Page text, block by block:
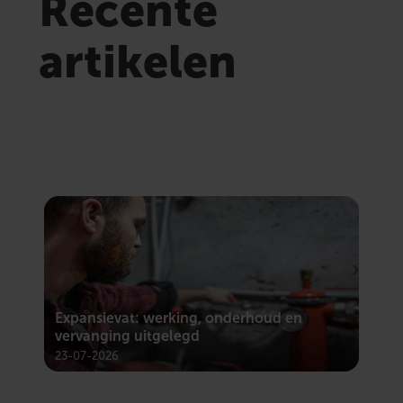
artikelen
Expansievat: werking, onderhoud en
vervanging uitgelegd
23-07-2026